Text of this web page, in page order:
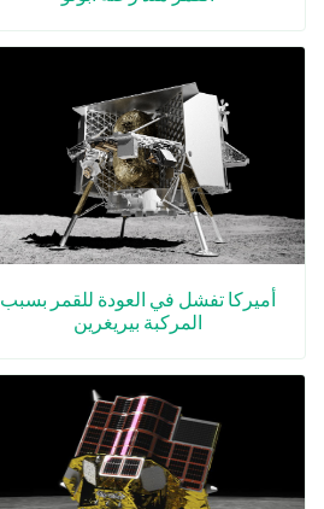
أميركا تفشل في العودة للقمر بسبب
المركبة بيريغرين